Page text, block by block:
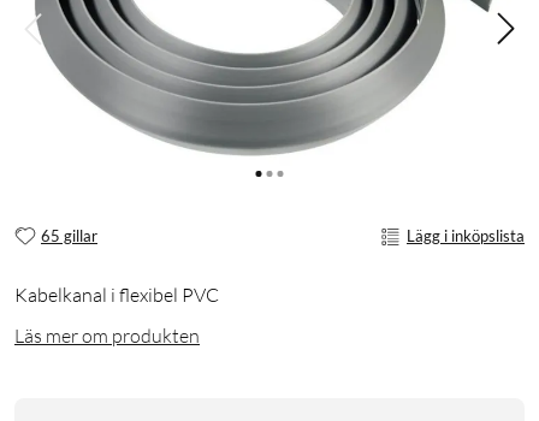
65 gillar Lägg i inköpslista
Kabelkanal i flexibel PVC
Läs mer om produkten